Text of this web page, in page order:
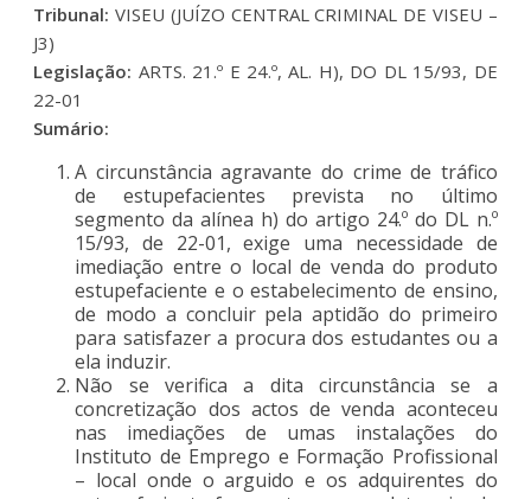
Tribunal: VISEU (JUÍZO CENTRAL CRIMINAL DE VISEU –
J3)
Legislação: ARTS. 21.º E 24.º, AL. H), DO DL 15/93, DE
22-01
Sumário:
A circunstância agravante do crime de tráfico
de estupefacientes prevista no último
segmento da alínea h) do artigo 24.º do DL n.º
15/93, de 22-01, exige uma necessidade de
imediação entre o local de venda do produto
estupefaciente e o estabelecimento de ensino,
de modo a concluir pela aptidão do primeiro
para satisfazer a procura dos estudantes ou a
ela induzir.
Não se verifica a dita circunstância se a
concretização dos actos de venda aconteceu
nas imediações de umas instalações do
Instituto de Emprego e Formação Profissional
– local onde o arguido e os adquirentes do